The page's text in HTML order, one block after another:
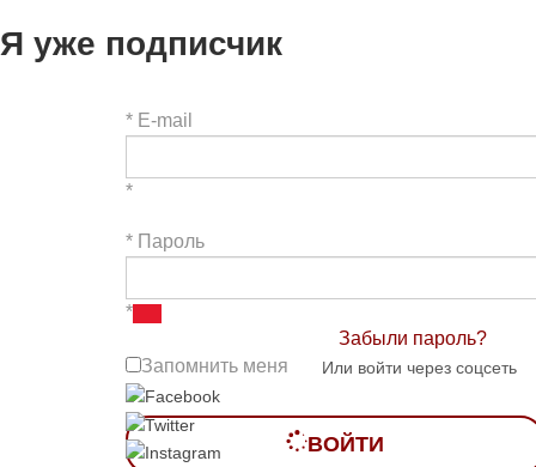
Я уже подписчик
* E-mail
*
* Пароль
*
Запомнить меня
ВОЙТИ
Забыли пароль?
Или войти через соцсеть